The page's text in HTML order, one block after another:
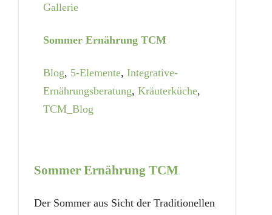
Gallerie
Sommer Ernährung TCM
Blog, 5-Elemente, Integrative-
Ernährungsberatung, Kräuterküche,
TCM_Blog
Sommer Ernährung TCM
Der Sommer aus Sicht der Traditionellen